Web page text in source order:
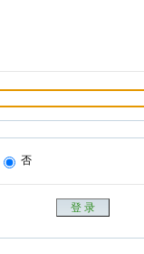
否